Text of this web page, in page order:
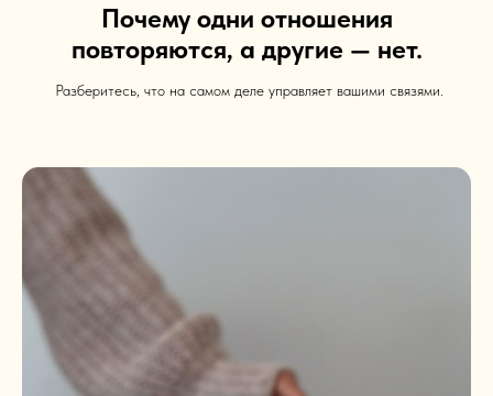
Почему одни отношения
повторяются, а другие — нет.
Разберитесь, что на самом деле управляет вашими связями.